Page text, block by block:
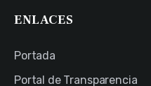
ENLACES
Portada
Portal de Transparencia